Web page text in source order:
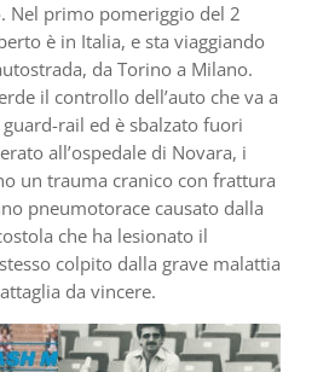
Nel primo pomeriggio del 2
è in Italia, e sta viaggiando
da Torino a Milano.
il controllo dell’auto che va a
rail ed è sbalzato fuori
all’ospedale di Novara, i
un trauma cranico con frattura
pneumotorace causato dalla
che ha lesionato il
colpito dalla grave malattia
da vincere.